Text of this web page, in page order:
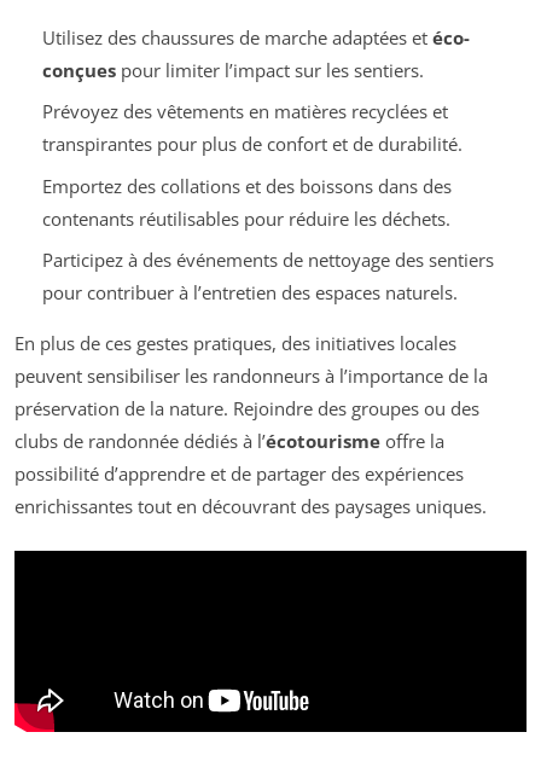
Utilisez des chaussures de marche adaptées et éco-
conçuespour limiter l’impact sur les sentiers.
Prévoyez des vêtements en matières recyclées et
transpirantes pour plus de confort et de durabilité.
Emportez des collations et des boissons dans des
contenants réutilisables pour réduire les déchets.
Participez à des événements de nettoyage des sentiers
pour contribuer à l’entretien des espaces naturels.
En plus de ces gestes pratiques, des initiatives locales
peuvent sensibiliser les randonneurs à l’importance de la
préservation de la nature. Rejoindre des groupes ou des
clubs de randonnée dédiés à l’écotourisme offre la
possibilité d’apprendre et de partager des expériences
enrichissantes tout en découvrant des paysages uniques.